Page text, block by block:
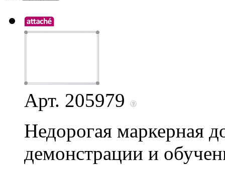
Арт. 205979
Недорогая маркерная
демонстрации и